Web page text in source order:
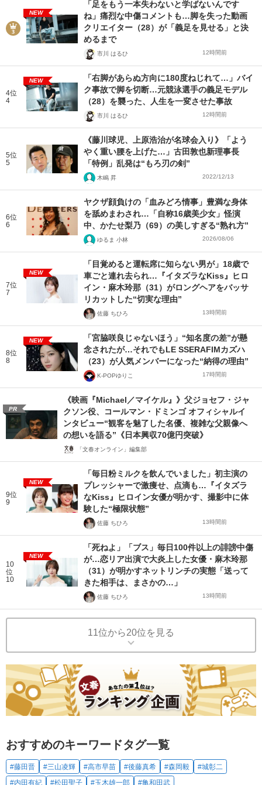
NEW
「足をもう一本失わないと学ばないんです
ね」痛烈な中傷コメントも…脚を失った動画
クリエイター（28）が「義足を見せる」と決
めるまで
市川 はるひ 12時間前
4位
4
NEW
「右脚があらぬ方向に180度ねじれて…」バイ
ク事故で脚を切断…元競泳選手の義足モデル
（28）を襲った、人生を一変させた事故
市川 はるひ 12時間前
5位
5
《藤川球児、上原浩治が名球会入り》「よう
やく重い腰を上げた…」古田敦也新理事長
「特例」乱発は“もろ刃の剣”
木嶋 昇 2022/12/13
6位
6
ヤクザ顔負けの「血みどろ情事」豊満な身体
を舐めまわされ…「自称16歳美少女」怪演
中、かたせ梨乃（69）の美しすぎる“熟れ方”
ゆるま 小林 2026/08/06
7位
7
NEW
「目覚めると運転席に知らない男が」18歳で
車ごと連れ去られ…『イタズラなKiss』ヒロ
イン・麻木玲那（31）がロングヘアをバッサ
リカットした“切実な理由”
佐藤 ちひろ 13時間前
8位
8
NEW
「宮脇咲良じゃないほう」“知名度の差”が懸
念されたが…それでもLE SSERAFIMカズハ
（23）が人気メンバーになった“納得の理由”
K-POPゆりこ 17時間前
PR
《映画『Michael／マイケル』》父ジョセフ・ジャ
クソン役、コールマン・ドミンゴ オフィシャルイ
ンタビュー“観客を魅了した名優、複雑な父親像へ
の想いを語る”《日本興収70億円突破》
「文春オンライン」編集部
9位
9
NEW
「毎日粉ミルクを飲んでいました」初主演の
プレッシャーで激痩せ、点滴も…『イタズラ
なKiss』ヒロイン女優が明かす、撮影中に体
験した“極限状態”
佐藤 ちひろ 13時間前
10
位
10
NEW
「死ねよ」「ブス」毎日100件以上の誹謗中傷
が…恋リア出演で大炎上した女優・麻木玲那
（31）が明かすネットリンチの実態「送って
きた相手は、まさかの…」
佐藤 ちひろ 13時間前
11位から20位を見る
おすすめのキーワードタグ一覧
#藤田晋 #三山凌輝 #高市早苗 #後藤真希 #森岡毅
#城彰二
#内田有紀
#松田聖子 #玉木雄一郎 #亀和田武